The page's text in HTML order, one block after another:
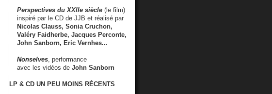
Perspectives du XXIIe siècle (le film)
inspiré par le CD de JJB et réalisé par
Nicolas Clauss, Sonia Cruchon,
Valéry Faidherbe, Jacques Perconte,
John Sanborn, Eric Vernhes...
Nonselves , performance
avec les vidéos de John Sanborn
LP & CD UN PEU MOINS RÉCENTS